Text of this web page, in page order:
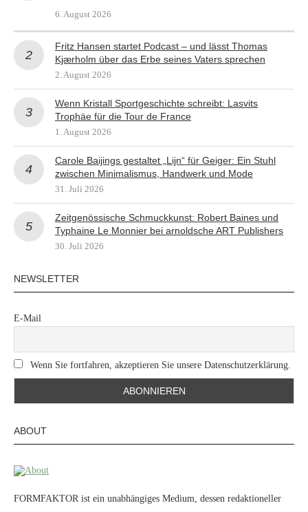
6. August 2026
Fritz Hansen startet Podcast – und lässt Thomas
Kjærholm über das Erbe seines Vaters sprechen
2. August 2026
Wenn Kristall Sportgeschichte schreibt: Lasvits
Trophäe für die Tour de France
1. August 2026
Carole Baijings gestaltet „Lijn“ für Geiger: Ein Stuhl
zwischen Minimalismus, Handwerk und Mode
31. Juli 2026
Zeitgenössische Schmuckkunst: Robert Baines und
Typhaine Le Monnier bei arnoldsche ART Publishers
30. Juli 2026
NEWSLETTER
E-Mail
Wenn Sie fortfahren, akzeptieren Sie unsere Datenschutzerklärung.
ABOUT
FORMFAKTOR ist ein unabhängiges Medium, dessen redaktioneller